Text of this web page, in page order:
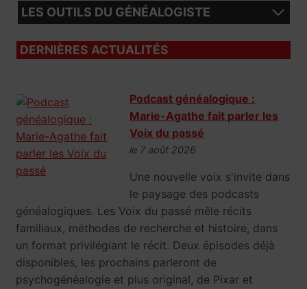
LES OUTILS DU GÉNÉALOGISTE
DERNIÈRES ACTUALITÉS
Podcast généalogique :
Marie-Agathe fait parler les
Voix du passé
le 7 août 2026
Une nouvelle voix s'invite dans
le paysage des podcasts
généalogiques. Les Voix du passé mêle récits
familiaux, méthodes de recherche et histoire, dans
un format privilégiant le récit. Deux épisodes déjà
disponibles, les prochains parleront de
psychogénéalogie et plus original, de Pixar et